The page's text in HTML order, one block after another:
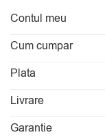
Contul meu
Cum cumpar
Plata
Livrare
Garantie